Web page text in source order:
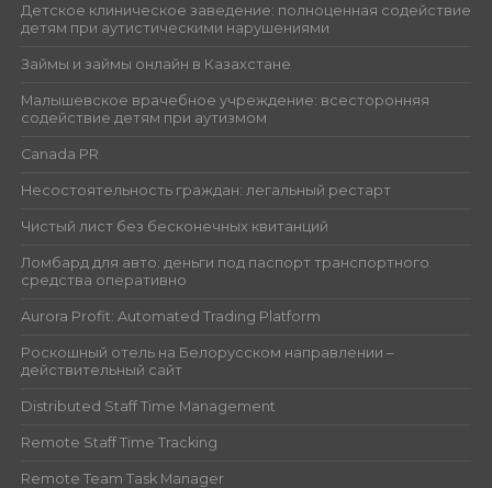
Детское клиническое заведение: полноценная содействие
детям при аутистическими нарушениями
Займы и займы онлайн в Казахстане
Малышевское врачебное учреждение: всесторонняя
содействие детям при аутизмом
Canada PR
Несостоятельность граждан: легальный рестарт
Чистый лист без бесконечных квитанций
Ломбард для авто: деньги под паспорт транспортного
средства оперативно
Aurora Profit: Automated Trading Platform
Роскошный отель на Белорусском направлении –
действительный сайт
Distributed Staff Time Management
Remote Staff Time Tracking
Remote Team Task Manager